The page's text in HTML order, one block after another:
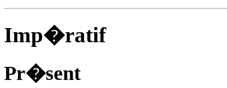
Imp�ratif
Pr�sent